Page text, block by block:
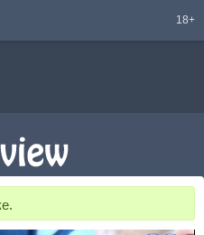
18+